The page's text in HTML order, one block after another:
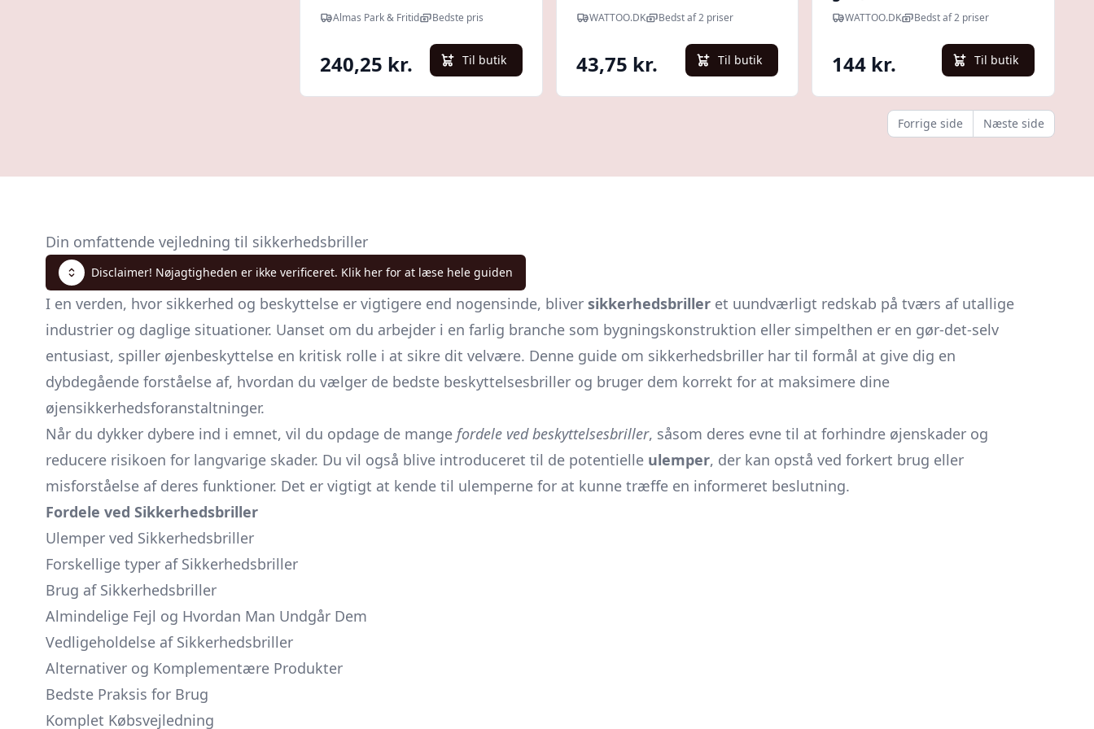
Almas Park & Fritid Bedste pris
240,25 kr. Til butik
WATTOO.DK Bedst af 2 priser
43,75 kr. Til butik
WATTOO.DK Bedst af 2 priser
144 kr. Til butik
Forrige side Næste side
Din omfattende vejledning til sikkerhedsbriller
Disclaimer! Nøjagtigheden er ikke verificeret. Klik her for at læse hele guiden
I en verden, hvor sikkerhed og beskyttelse er vigtigere end nogensinde, bliver sikkerhedsbriller et uundværligt redskab på tværs af utallige
industrier og daglige situationer. Uanset om du arbejder i en farlig branche som bygningskonstruktion eller simpelthen er en gør-det-selv
entusiast, spiller øjenbeskyttelse en kritisk rolle i at sikre dit velvære. Denne guide om sikkerhedsbriller har til formål at give dig en
dybdegående forståelse af, hvordan du vælger de bedste beskyttelsesbriller og bruger dem korrekt for at maksimere dine
øjensikkerhedsforanstaltninger.
Når du dykker dybere ind i emnet, vil du opdage de mange fordele ved beskyttelsesbriller, såsom deres evne til at forhindre øjenskader og
reducere risikoen for langvarige skader. Du vil også blive introduceret til de potentielle ulemper, der kan opstå ved forkert brug eller
misforståelse af deres funktioner. Det er vigtigt at kende til ulemperne for at kunne træffe en informeret beslutning.
Fordele ved Sikkerhedsbriller
Ulemper ved Sikkerhedsbriller
Forskellige typer af Sikkerhedsbriller
Brug af Sikkerhedsbriller
Almindelige Fejl og Hvordan Man Undgår Dem
Vedligeholdelse af Sikkerhedsbriller
Alternativer og Komplementære Produkter
Bedste Praksis for Brug
Komplet Købsvejledning